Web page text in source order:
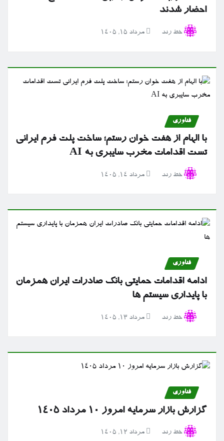
احضار شدند
خط رند مرداد ۱۵, ۱۴۰۵
فناوری
با الهام از هفت خوان رستم؛ ساخت پلت فرم ایرانی
تست اقدامات مخرب سایبری به AI
خط رند مرداد ۱۴, ۱۴۰۵
فناوری
ادامه اقدامات حمایتی بانک صادرات ایران همزمان
با پایداری سیستم ها
خط رند مرداد ۱۳, ۱۴۰۵
فناوری
گزارش بازار سرمایه امروز ۱۰ مرداد ۱۴۰۵
خط رند مرداد ۱۲, ۱۴۰۵